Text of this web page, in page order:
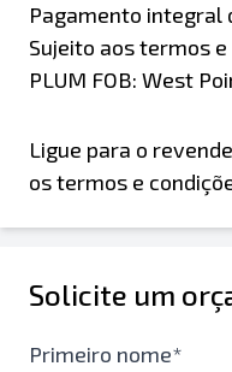
Pagamento integral
Sujeito aos termos
PLUM FOB: West
Ligue para o
os termos e
Solicite um
Primeiro nome*